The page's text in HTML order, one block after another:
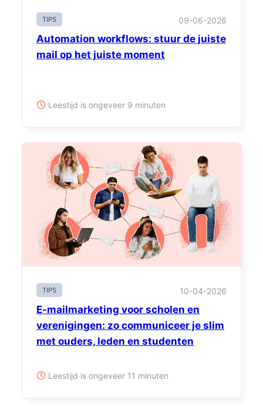
TIPS 09-06-2026
Automation workflows: stuur de juiste
mail op het juiste moment
Leestijd is ongeveer 9 minuten
TIPS 10-04-2026
E-mailmarketing voor scholen en
verenigingen: zo communiceer je slim
met ouders, leden en studenten
Leestijd is ongeveer 11 minuten